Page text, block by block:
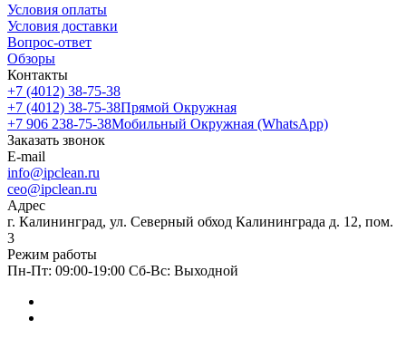
Условия оплаты
Условия доставки
Вопрос-ответ
Обзоры
Контакты
+7 (4012) 38-75-38
+7 (4012) 38-75-38Прямой Окружная
+7 906 238-75-38Мобильный Окружная (WhatsApp)
Заказать звонок
E-mail
info@ipclean.ru
ceo@ipclean.ru
Адрес
г. Калининград, ул. Северный обход Калининграда д. 12, пом.
3
Режим работы
Пн-Пт: 09:00-19:00 Сб-Вс: Выходной